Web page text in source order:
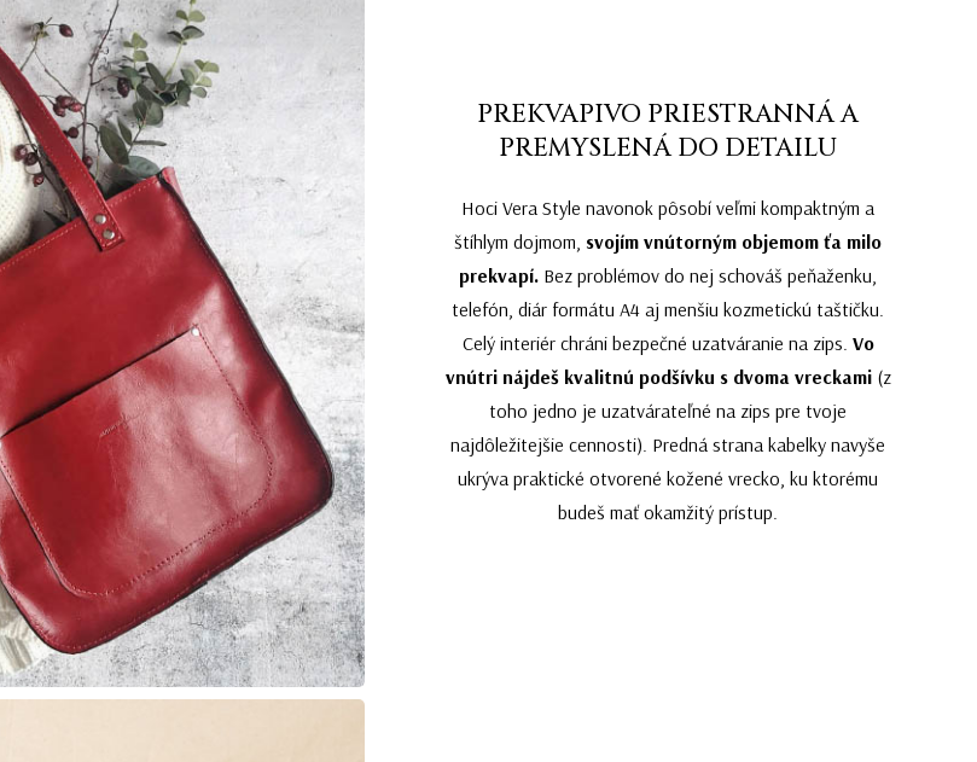
PREKVAPIVO PRIESTRANNÁ A
PREMYSLENÁ DO DETAILU
Hoci Vera Style navonok pôsobí veľmi kompaktným a
štíhlym dojmom, svojím vnútorným objemom ťa milo
prekvapí. Bez problémov do nej schováš peňaženku,
telefón, diár formátu A4 aj menšiu kozmetickú taštičku.
Celý interiér chráni bezpečné uzatváranie na zips. Vo
vnútri nájdeš kvalitnú podšívku s dvoma vreckami(z
toho jedno je uzatvárateľné na zips pre tvoje
najdôležitejšie cennosti). Predná strana kabelky navyše
ukrýva praktické otvorené kožené vrecko, ku ktorému
budeš mať okamžitý prístup.